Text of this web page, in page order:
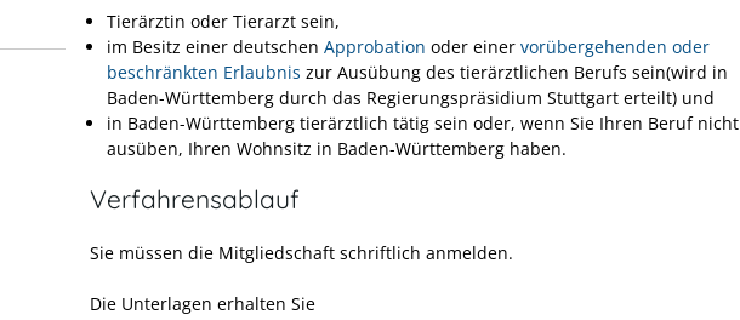
Tierärztin oder Tierarzt sein,
im Besitz einer deutschen Approbation oder einer vorübergehenden oder
beschränkten Erlaubnis zur Ausübung des tierärztlichen Berufs sein(wird in
Baden-Württemberg durch das Regierungspräsidium Stuttgart erteilt) und
in Baden-Württemberg tierärztlich tätig sein oder, wenn Sie Ihren Beruf nicht
ausüben, Ihren Wohnsitz in Baden-Württemberg haben.
Verfahrensablauf
Sie müssen die Mitgliedschaft schriftlich anmelden.
Die Unterlagen erhalten Sie